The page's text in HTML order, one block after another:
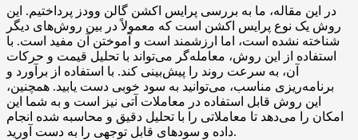
در این مقاله، ما به بررسی پرایس اکشن گالن وودز پرداختیم. این
روش یک نوع پرایس اکشن است که معمولاً در بین روش‌های دیگر
شناخته نشده است، اما ارزشمند است و آموختن آن مفید است. با
استفاده از این روش، معامله‌گر می‌تواند با تحلیل قیمت و حرکات
آن، به سرعت روند را پیش‌بینی کند. با استفاده از برآورد و
برنامه‌ریزی مناسب، می‌توانید به سود خوبی دست یابید. همچنین،
این روش قابل استفاده در معاملات آتی نیز است و به شما این
امکان را می‌دهد تا معاملاتی را با تحلیل دقیق و محاسبه شده انجام
داده و سودهای قابل توجهی را به دست آورید.